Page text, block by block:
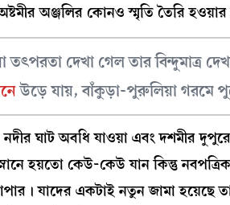
অঞ্জলির কোনও স্মৃতি তৈরি
তৎপরতা দেখা গেল তার বিন্দুমাত্র
উড়ে যায়, বাঁকুড়া-পুরুলিয়া গরমে
ঘাট অবধি যাওয়া এবং দশমীর
হয়তো কেউ-কেউ যান কিন্তু
যাদের একটাই নতুন জামা হয়েছে